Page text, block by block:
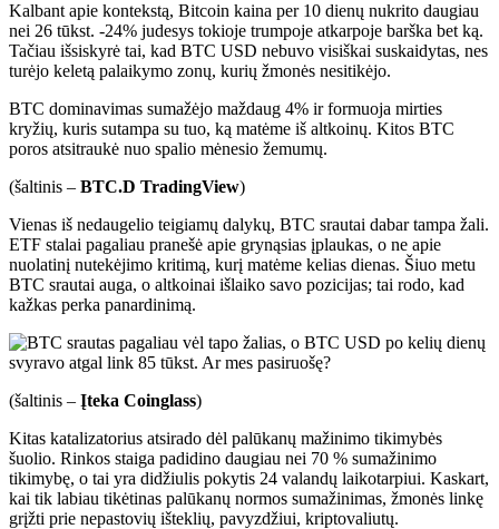
Kalbant apie kontekstą, Bitcoin kaina per 10 dienų nukrito daugiau
nei 26 tūkst. -24% judesys tokioje trumpoje atkarpoje barška bet ką.
Tačiau išsiskyrė tai, kad BTC USD nebuvo visiškai suskaidytas, nes
turėjo keletą palaikymo zonų, kurių žmonės nesitikėjo.
BTC dominavimas sumažėjo maždaug 4% ir formuoja mirties
kryžių, kuris sutampa su tuo, ką matėme iš altkoinų. Kitos BTC
poros atsitraukė nuo spalio mėnesio žemumų.
(šaltinis – BTC.D TradingView)
Vienas iš nedaugelio teigiamų dalykų, BTC srautai dabar tampa žali.
ETF stalai pagaliau pranešė apie grynąsias įplaukas, o ne apie
nuolatinį nutekėjimo kritimą, kurį matėme kelias dienas. Šiuo metu
BTC srautai auga, o altkoinai išlaiko savo pozicijas; tai rodo, kad
kažkas perka panardinimą.
(šaltinis – Įteka Coinglass)
Kitas katalizatorius atsirado dėl palūkanų mažinimo tikimybės
šuolio. Rinkos staiga padidino daugiau nei 70 % sumažinimo
tikimybę, o tai yra didžiulis pokytis 24 valandų laikotarpiui. Kaskart,
kai tik labiau tikėtinas palūkanų normos sumažinimas, žmonės linkę
grįžti prie nepastovių išteklių, pavyzdžiui, kriptovaliutų.